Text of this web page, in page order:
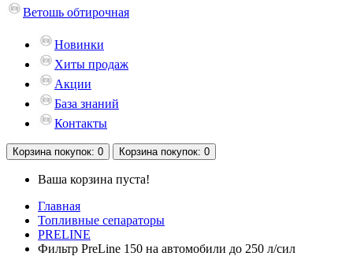
Ветошь обтирочная
Новинки
Хиты продаж
Акции
База знаний
Контакты
Корзина покупок: 0 Корзина покупок: 0
Ваша корзина пуста!
Главная
Топливные сепараторы
PRELINE
Фильтр PreLine 150 на автомобили до 250 л/сил